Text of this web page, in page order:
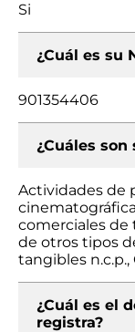
Si
¿Cuál es su
901354406
¿Cuáles
Actividades de
comerciales de
de otros tipos
tangibles
¿Cuál es el
registra?